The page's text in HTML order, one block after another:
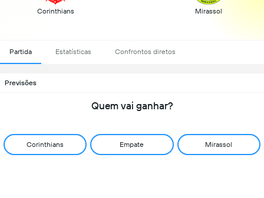
Corinthians Mirassol
Partida Estatísticas Confrontos diretos
Previsões
Quem vai ganhar?
Corinthians Empate Mirassol